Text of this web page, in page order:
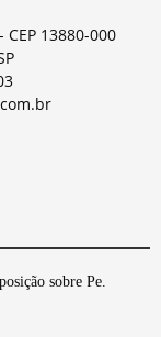
13880-000
sobre Pe.